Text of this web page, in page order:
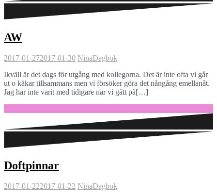
AW
2017-01-272017-01-30 NinaDagbok
Ikväll är det dags för utgång med kollegorna. Det är inte ofta vi går
ut o käkar tillsammans men vi försöker göra det nångång emellanåt.
Jag har inte varit med tidigare när vi gått på[…]
Doftpinnar
2017-01-222017-01-22 NinaDagbok